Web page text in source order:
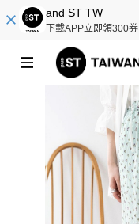
and ST TW
下載APP立即領300券